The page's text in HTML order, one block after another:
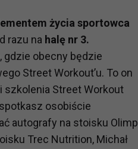
życia sportowca
razu na halę nr 3.
obecny będzie
Street Workout’u. To on
Street Workout
osobiście
autografy na stoisku Olimp
Trec Nutrition, Michał